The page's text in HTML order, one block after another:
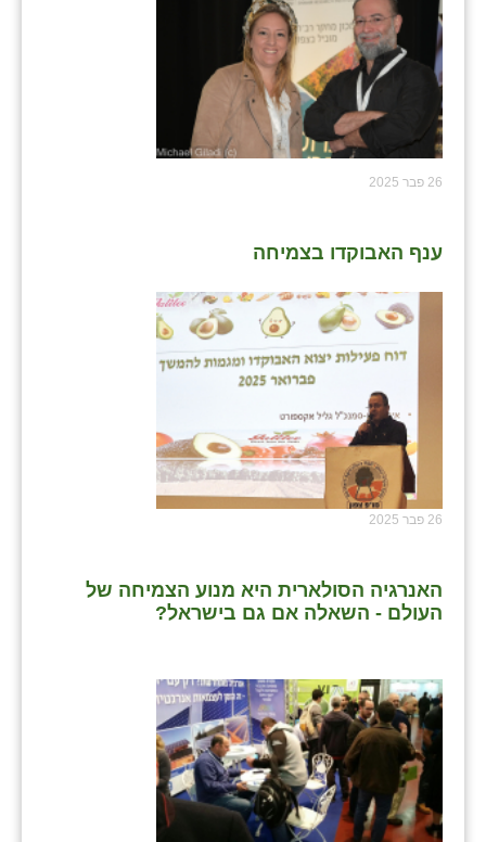
26 פבר 2025
ענף האבוקדו בצמיחה
26 פבר 2025
האנרגיה הסולארית היא מנוע הצמיחה של
העולם - השאלה אם גם בישראל?